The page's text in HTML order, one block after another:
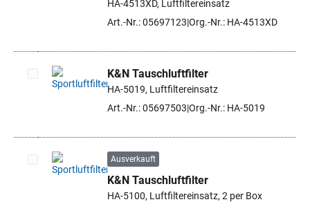
HA-4513XD, Luftfiltereinsatz
Art.-Nr.: 05697123 Org.-Nr.: HA-4513XD
Artikel auswählen
K&N Tauschluftfilter
HA-5019, Luftfiltereinsatz
Art.-Nr.: 05697503 Org.-Nr.: HA-5019
Artikel auswählen
Ausverkauft
K&N Tauschluftfilter
HA-5100, Luftfiltereinsatz, 2 per Box